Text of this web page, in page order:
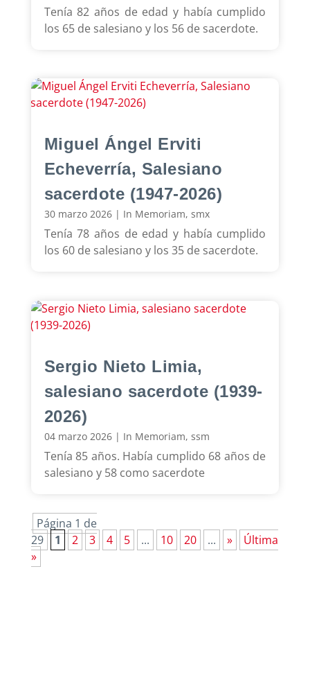
Tenía 82 años de edad y había cumplido
los 65 de salesiano y los 56 de sacerdote.
Miguel Ángel Erviti
Echeverría, Salesiano
sacerdote (1947-2026)
30 marzo 2026| In Memoriam, smx
Tenía 78 años de edad y había cumplido
los 60 de salesiano y los 35 de sacerdote.
Sergio Nieto Limia,
salesiano sacerdote (1939-
2026)
04 marzo 2026| In Memoriam, ssm
Tenía 85 años. Había cumplido 68 años de
salesiano y 58 como sacerdote
Página 1 de
29
1 2 3 4 5 ... 10 20 ... »
Última
»